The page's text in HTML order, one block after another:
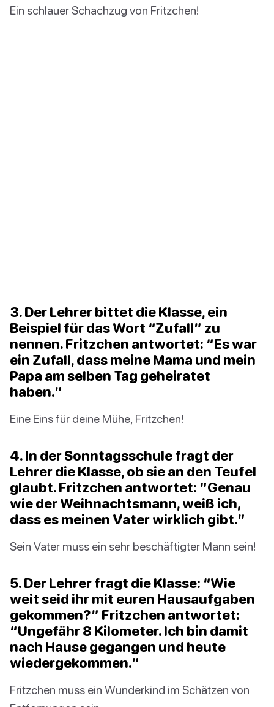
Ein schlauer Schachzug von Fritzchen!
3. Der Lehrer bittet die Klasse, ein
Beispiel für das Wort “Zufall” zu
nennen. Fritzchen antwortet: “Es war
ein Zufall, dass meine Mama und mein
Papa am selben Tag geheiratet
haben.”
Eine Eins für deine Mühe, Fritzchen!
4. In der Sonntagsschule fragt der
Lehrer die Klasse, ob sie an den Teufel
glaubt. Fritzchen antwortet: “Genau
wie der Weihnachtsmann, weiß ich,
dass es meinen Vater wirklich gibt.”
Sein Vater muss ein sehr beschäftigter Mann sein!
5. Der Lehrer fragt die Klasse: “Wie
weit seid ihr mit euren Hausaufgaben
gekommen?” Fritzchen antwortet:
“Ungefähr 8 Kilometer. Ich bin damit
nach Hause gegangen und heute
wiedergekommen.”
Fritzchen muss ein Wunderkind im Schätzen von